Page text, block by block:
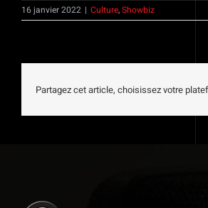
16 janvier 2022 | Culture,Showbiz
Partagez cet article, choisissez votre